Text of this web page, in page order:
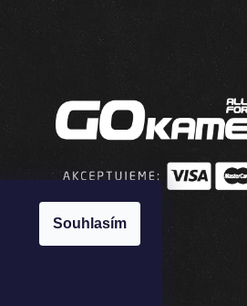
Souhlasím